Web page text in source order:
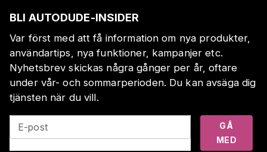
BLI AUTODUDE-INSIDER
Var först med att få information om nya produkter,
användartips, nya funktioner, kampanjer etc.
Nyhetsbrev skickas några gånger per år, oftare
under vår- och sommarperioden. Du kan avsäga dig
tjänsten när du vill.
E-post
GÅ
MED